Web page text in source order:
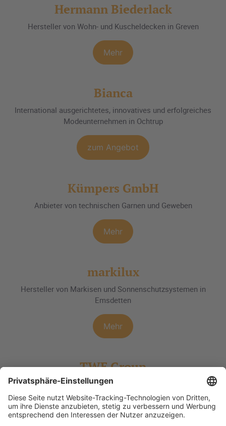
Hermann Biederlack
Hersteller von Wohn- und Kuscheldecken in Greven
Mehr
Bianca
International ausgerichtetes, innovatives und erfolgreiches
Modeunternehmen in Ochtrup
zum Angebot
Kümpers GmbH
Anbieter von technischen Garnen und Geweben
Mehr
markilux
Hersteller von Markisen und Sonnenschutzsystemen in
Emsdetten
Mehr
TWE Group
Innovative Vliesstofflösungen aus Emsdetten
Mehr